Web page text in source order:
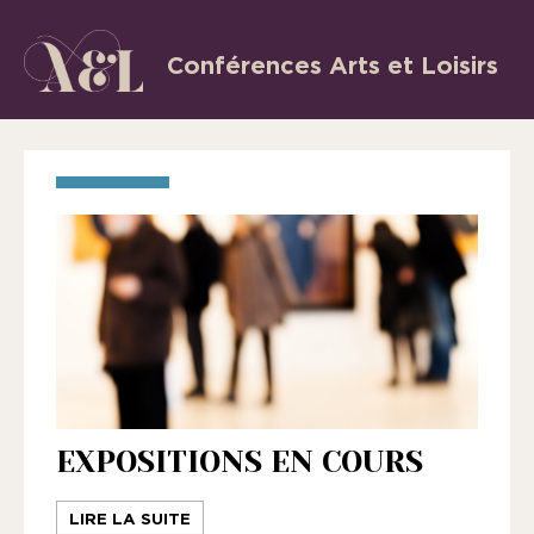
contenu
Conférences Arts et Loisirs
L’Association
«
Conférences
association
régieEXPOSITIONS EN COURS
LIRE LA SUITE